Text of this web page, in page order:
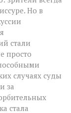
Но в
стали
просто
случаях суды
за
стала